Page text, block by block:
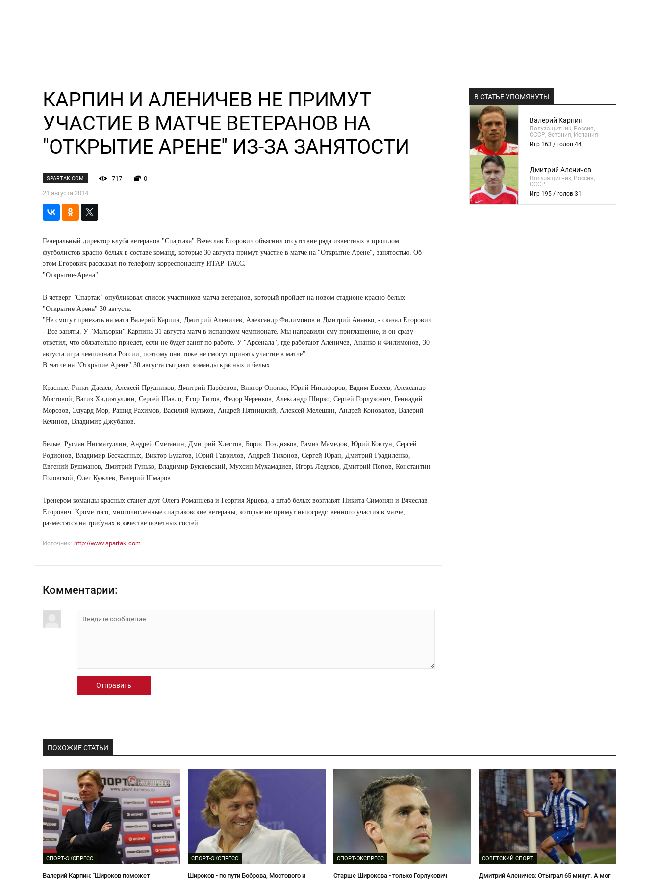
КАРПИН И АЛЕНИЧЕВ НЕ ПРИМУТ
УЧАСТИЕ В МАТЧЕ ВЕТЕРАНОВ НА
"ОТКРЫТИЕ АРЕНЕ" ИЗ-ЗА ЗАНЯТОСТИ
SPARTAK.COM 717
0
21 августа 2014
Генеральный директор клуба ветеранов "Спартака" Вячеслав Егорович объяснил отсутствие ряда известных в прошлом
футболистов красно-белых в составе команд, которые 30 августа примут участие в матче на "Открытие Арене", занятостью. Об
этом Егорович рассказал по телефону корреспонденту ИТАР-ТАСС.
"Открытие-Арена"
В четверг "Спартак" опубликовал список участников матча ветеранов, который пройдет на новом стадионе красно-белых
"Открытие Арена" 30 августа.
"Не смогут приехать на матч Валерий Карпин, Дмитрий Аленичев, Александр Филимонов и Дмитрий Ананко, - сказал Егорович.
- Все заняты. У "Мальорки" Карпина 31 августа матч в испанском чемпионате. Мы направили ему приглашение, и он сразу
ответил, что обязательно приедет, если не будет занят по работе. У "Арсенала", где работают Аленичев, Ананко и Филимонов, 30
августа игра чемпионата России, поэтому они тоже не смогут принять участие в матче".
В матче на "Открытие Арене" 30 августа сыграют команды красных и белых.
Красные: Ринат Дасаев, Алексей Прудников, Дмитрий Парфенов, Виктор Онопко, Юрий Никифоров, Вадим Евсеев, Александр
Мостовой, Вагиз Хидиятуллин, Сергей Шавло, Егор Титов, Федор Черенков, Александр Ширко, Сергей Горлукович, Геннадий
Морозов, Эдуард Мор, Рашид Рахимов, Василий Кульков, Андрей Пятницкий, Алексей Мелешин, Андрей Коновалов, Валерий
Кечинов, Владимир Джубанов.
Белые: Руслан Нигматуллин, Андрей Сметанин, Дмитрий Хлестов, Борис Поздняков, Рамиз Мамедов, Юрий Ковтун, Сергей
Родионов, Владимир Бесчастных, Виктор Булатов, Юрий Гаврилов, Андрей Тихонов, Сергей Юран, Дмитрий Градиленко,
Евгений Бушманов, Дмитрий Гунько, Владимир Букиевский, Мухсин Мухамадиев, Игорь Ледяхов, Дмитрий Попов, Константин
Головской, Олег Кужлев, Валерий Шмаров.
Тренером команды красных станет дуэт Олега Романцева и Георгия Ярцева, а штаб белых возглавят Никита Симонян и Вячеслав
Егорович. Кроме того, многочисленные спартаковские ветераны, которые не примут непосредственного участия в матче,
разместятся на трибунах в качестве почетных гостей.
Источник: http://www.spartak.com
Комментарии:
Отправить
В СТАТЬЕ УПОМЯНУТЫ
Валерий Карпин
Полузащитник, Россия,
СССР, Эстония, Испания
Игр 163 / голов 44
Дмитрий Аленичев
Полузащитник, Россия,
СССР
Игр 195 / голов 31
ПОХОЖИЕ СТАТЬИ
СПОРТ-ЭКСПРЕСС
Валерий Карпин: "Широков поможет
СПОРТ-ЭКСПРЕСС
Широков - по пути Боброва, Мостового и
СПОРТ-ЭКСПРЕСС
Старше Широкова - только Горлукович
СОВЕТСКИЙ СПОРТ
Дмитрий Аленичев: Отыграл 65 минут. А мог